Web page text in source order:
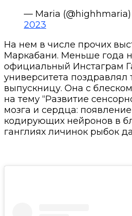
— Maria (@highhmaria)
2023
На нем в числе прочих
Маркабани. Меньше года
официальный Инстаграм
университета поздравлял
выпускницу. Она с
на тему “Развитие
мозга и сердца:
кодирующих нейронов в
ганглиях личинок рыбок